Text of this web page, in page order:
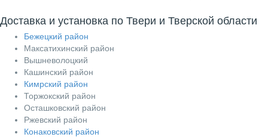
Доставка и установка по Твери и Тверской области
Бежецкий район
Максатихинский район
Вышневолоцкий
Кашинский район
Кимрский район
Торжокский район
Осташковский район
Ржевский район
Конаковский район